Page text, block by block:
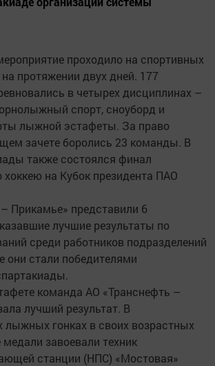
проходило на спортивных
протяжении двух дней. 177
в четырех дисциплинах –
спорт, сноуборд и
лыжной эстафеты. За право
зачете боролись 23 команды. В
также состоялся финал
хоккею на Кубок президента ПАО
Прикамье» представили 6
лучшие результаты по
среди работников подразделений
они стали победителями
команда АО «Транснефть –
лучший результат. В
лыжных гонках в своих возрастных
завоевали техник
станции (НПС) «Мостовая»